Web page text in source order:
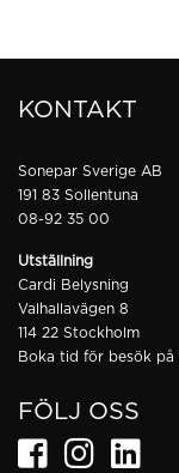
KONTAKT
Sonepar Sverige AB
191 83 Sollentuna
08-92 35 00
Utställning
Cardi Belysning
Valhallavägen 8
114 22 Stockholm
Boka tid för besök på
FÖLJ OSS